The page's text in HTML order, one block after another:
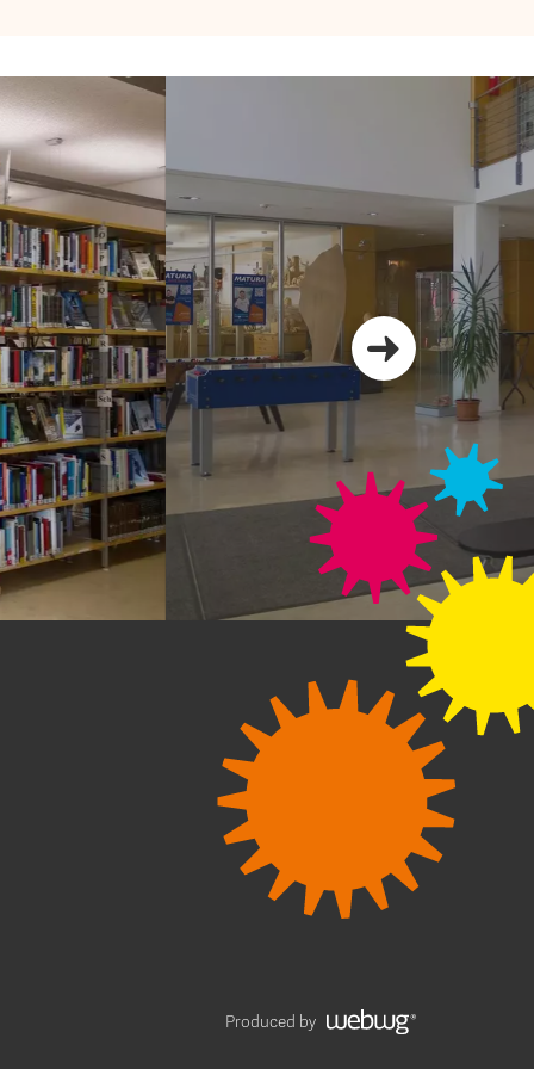
Produced by